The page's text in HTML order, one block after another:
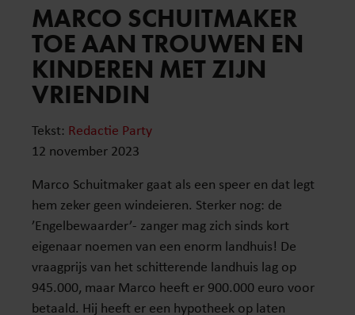
MARCO SCHUITMAKER
TOE AAN TROUWEN EN
KINDEREN MET ZIJN
VRIENDIN
Tekst: Redactie Party
12 november 2023
Marco Schuitmaker gaat als een speer en dat legt
hem zeker geen windeieren. Sterker nog: de
’Engelbewaarder’- zanger mag zich sinds kort
eigenaar noemen van een enorm landhuis! De
vraagprijs van het schitterende landhuis lag op
945.000, maar Marco heeft er 900.000 euro voor
betaald. Hij heeft er een hypotheek op laten